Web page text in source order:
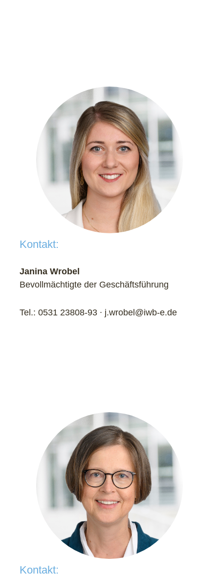
Kontakt:
Janina Wrobel
Bevollmächtigte der Geschäftsführung
Tel.: 0531 23808-93 ∙ j.wrobel@iwb-e.de
Kontakt: